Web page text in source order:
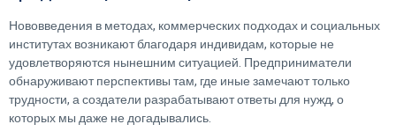
Нововведения в методах, коммерческих подходах и социальных
институтах возникают благодаря индивидам, которые не
удовлетворяются нынешним ситуацией. Предприниматели
обнаруживают перспективы там, где иные замечают только
трудности, а создатели разрабатывают ответы для нужд, о
которых мы даже не догадывались.